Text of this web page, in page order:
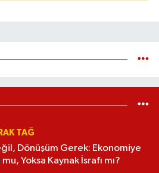
TAĞ
Dönüşüm Gerek: Ekonomiye
Yoksa Kaynak İsrafı mı?